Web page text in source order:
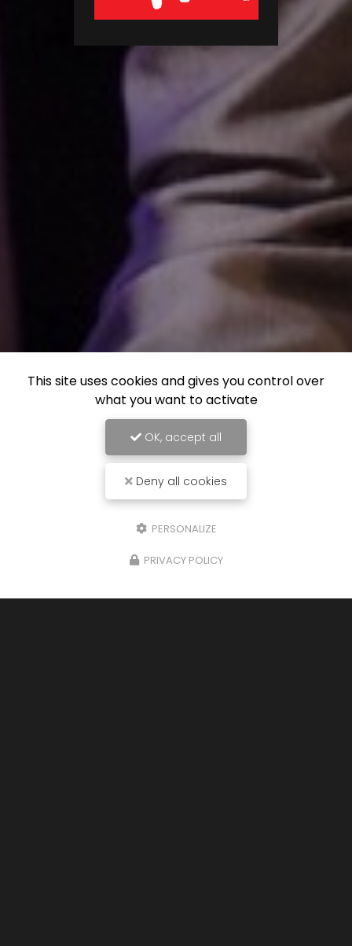
This site uses cookies and gives you control over
what you want to activate
OK, accept all
Deny all cookies
PERSONALIZE
PRIVACY POLICY